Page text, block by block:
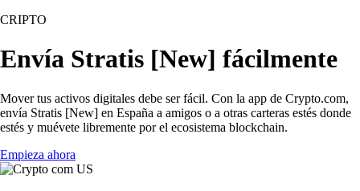
CRIPTO
Envía Stratis [New] fácilmente
Mover tus activos digitales debe ser fácil. Con la app de Crypto.com,
envía Stratis [New] en España a amigos o a otras carteras estés donde
estés y muévete libremente por el ecosistema blockchain.
Empieza ahora